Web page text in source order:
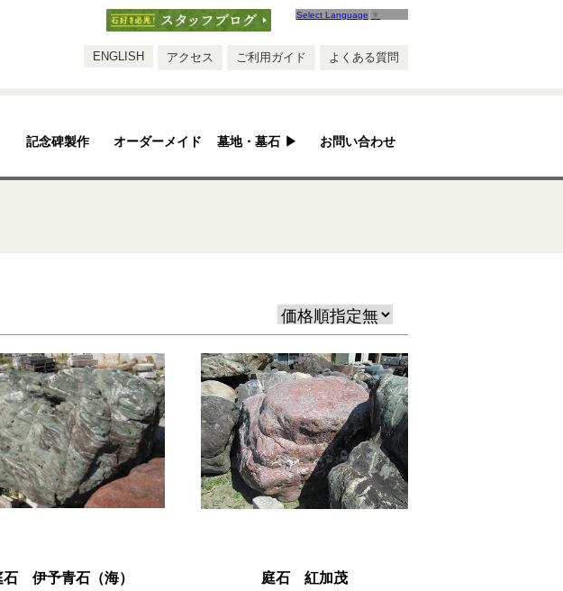
Select Language ▼
よくある質問
ご利用ガイド
アクセス
ENGLISH
記念碑製作 オーダーメイド 墓地・墓石 ▶
安心ポイント
手作り五輪塔
永代供養
お問い合わせ
石 伊予青石（海）
庭石 紅加茂